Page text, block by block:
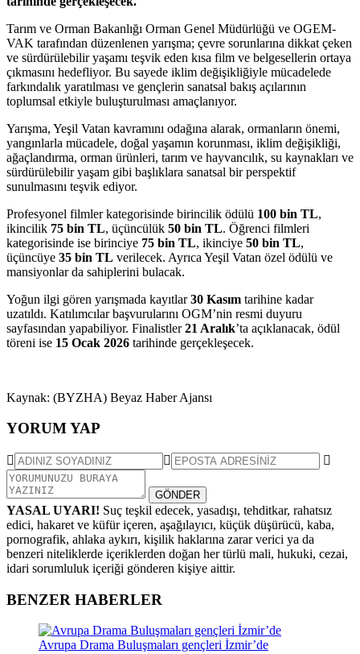
Tarım ve Orman Bakanlığı Orman Genel Müdürlüğü ve OGEM-
VAK tarafından düzenlenen yarışma; çevre sorunlarına dikkat çeken
ve sürdürülebilir yaşamı teşvik eden kısa film ve belgesellerin ortaya
çıkmasını hedefliyor. Bu sayede iklim değişikliğiyle mücadelede
farkındalık yaratılması ve gençlerin sanatsal bakış açılarının
toplumsal etkiyle buluşturulması amaçlanıyor.
Yarışma, Yeşil Vatan kavramını odağına alarak, ormanların önemi,
yangınlarla mücadele, doğal yaşamın korunması, iklim değişikliği,
ağaçlandırma, orman ürünleri, tarım ve hayvancılık, su kaynakları ve
sürdürülebilir yaşam gibi başlıklara sanatsal bir perspektif
sunulmasını teşvik ediyor.
Profesyonel filmler kategorisinde birincilik ödülü 100 bin TL,
ikincilik 75 bin TL, üçüncülük 50 bin TL. Öğrenci filmleri
kategorisinde ise birinciye 75 bin TL, ikinciye 50 bin TL,
üçüncüye 35 bin TL verilecek. Ayrıca Yeşil Vatan özel ödülü ve
mansiyonlar da sahiplerini bulacak.
Yoğun ilgi gören yarışmada kayıtlar30 Kasım tarihine kadar
uzatıldı. Katılımcılar başvurularını OGM’nin resmi duyuru
sayfasından yapabiliyor. Finalistler21 Aralık’ta açıklanacak, ödül
töreni ise 15 Ocak 2026 tarihinde gerçekleşecek.
Kaynak: (BYZHA) Beyaz Haber Ajansı
YORUM YAP
GÖNDER
YASAL UYARI! Suç teşkil edecek, yasadışı, tehditkar, rahatsız
edici, hakaret ve küfür içeren, aşağılayıcı, küçük düşürücü, kaba,
pornografik, ahlaka aykırı, kişilik haklarına zarar verici ya da
benzeri niteliklerde içeriklerden doğan her türlü mali, hukuki, cezai,
idari sorumluluk içeriği gönderen kişiye aittir.
BENZER HABERLER
Avrupa Drama Buluşmaları gençleri İzmir’de